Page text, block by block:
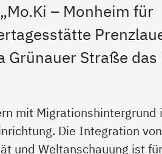
– Monheim für
Grünauer Straße
mit
Die Integration
und Weltanschauung ist